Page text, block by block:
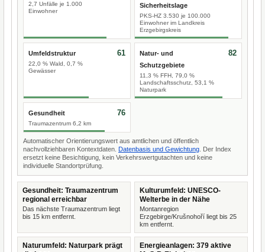
2,7 Unfälle je 1.000
Einwohner
Sicherheitslage
PKS-HZ 3.530 je 100.000
Einwohner im Landkreis
Erzgebirgskreis
Umfeldstruktur
22,0 % Wald, 0,7 %
Gewässer
61
Natur- und
Schutzgebiete
11,3 % FFH, 79,0 %
Landschaftsschutz, 53,1 %
Naturpark
82
Gesundheit
Traumazentrum 6,2 km
76
Automatischer Orientierungswert aus amtlichen und öffentlich
nachvollziehbaren Kontextdaten. Datenbasis und Gewichtung . Der Index
ersetzt keine Besichtigung, kein Verkehrswertgutachten und keine
individuelle Standortprüfung.
Gesundheit: Traumazentrum
regional erreichbar
Das nächste Traumazentrum liegt
bis 15 km entfernt.
Kulturumfeld: UNESCO-
Welterbe in der Nähe
Montanregion
Erzgebirge/Krušnohoří liegt bis 25
km entfernt.
Naturumfeld: Naturpark prägt
Energieanlagen: 379 aktive